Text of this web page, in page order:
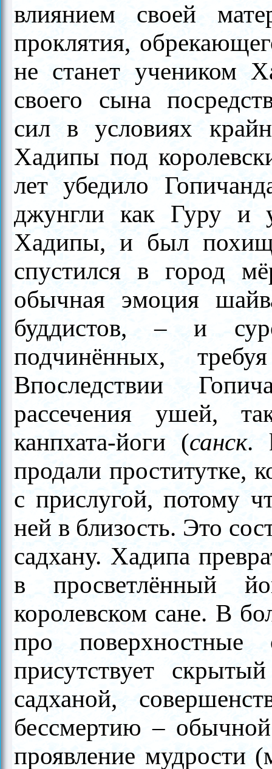
влиянием своей
проклятия,
не станет учеником
своего сына
сил в условиях
Хадипы под
лет убедило
джунгли как Гуру и
Хадипы, и был
спустился в город
обычная эмоция
буддистов, – и
подчинённых,
Впоследствии
рассечения ушей,
канпхата-йоги (санск.
продали проститутке,
с прислугой, потому
ней в близость. Это
садхану. Хадипа
в просветлённый
королевском сане. В
про
присутствует
садханой,
бессмертию –
проявление мудрости